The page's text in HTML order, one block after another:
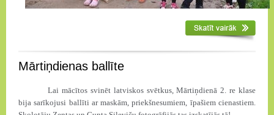
Mārtiņdienas ballīte
Lai mācītos svinēt latviskos svētkus, Mārtiņdienā 2. re klase
bija sarīkojusi ballīti ar maskām, priekšnesumiem, īpašiem cienastiem.